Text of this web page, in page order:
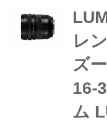
開発
を新
価格...
レ
ズ
16-
ム